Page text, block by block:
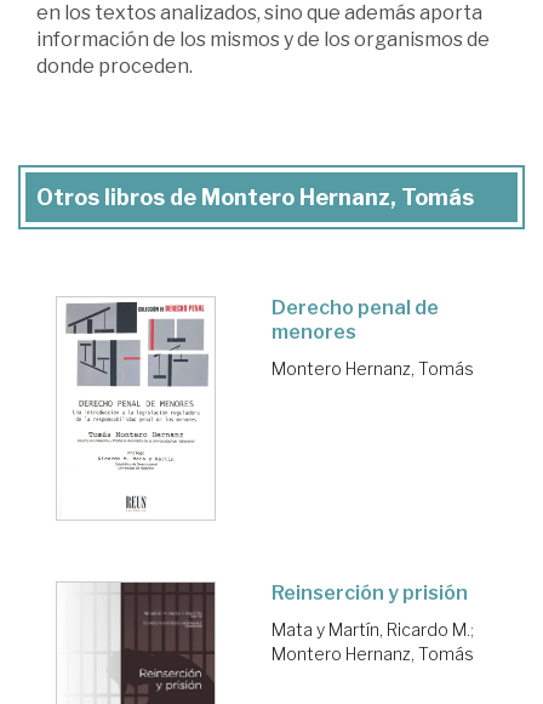
en los textos analizados, sino que además aporta
información de los mismos y de los organismos de
donde proceden.
Otros libros de Montero Hernanz, Tomás
Derecho penal de
menores
Montero Hernanz, Tomás
Reinserción y prisión
Mata y Martín, Ricardo M.;
Montero Hernanz, Tomás